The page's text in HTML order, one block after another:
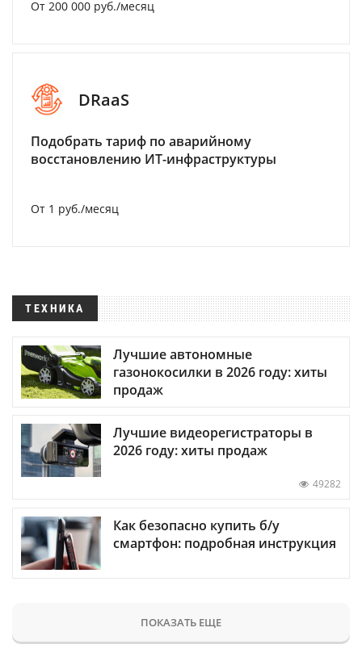
От 200 000 руб./месяц
DRaaS
Подобрать тариф по аварийному
восстановлению ИТ-инфраструктуры
От 1 руб./месяц
ТЕХНИКА
Лучшие автономные
газонокосилки в 2026 году: хиты
продаж
Лучшие видеорегистраторы в
2026 году: хиты продаж
49282
Как безопасно купить б/у
смартфон: подробная инструкция
ПОКАЗАТЬ ЕЩЕ